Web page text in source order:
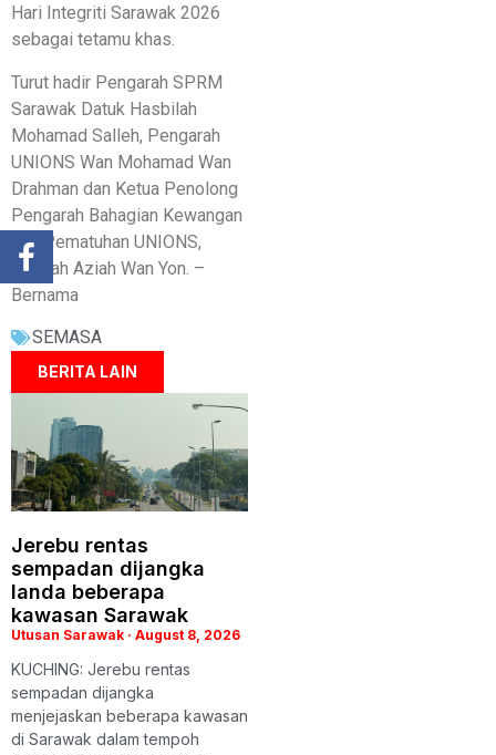
Hari Integriti Sarawak 2026
sebagai tetamu khas.
Turut hadir Pengarah SPRM
Sarawak Datuk Hasbilah
Mohamad Salleh, Pengarah
UNIONS Wan Mohamad Wan
Drahman dan Ketua Penolong
Pengarah Bahagian Kewangan
dan Pematuhan UNIONS,
Saripah Aziah Wan Yon. –
Bernama
SEMASA
BERITA LAIN
Jerebu rentas
sempadan dijangka
landa beberapa
kawasan Sarawak
Utusan Sarawak August 8, 2026
KUCHING: Jerebu rentas
sempadan dijangka
menjejaskan beberapa kawasan
di Sarawak dalam tempoh